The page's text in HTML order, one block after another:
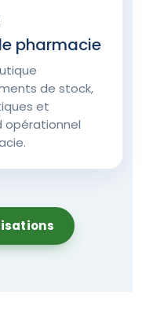
pharmacie
de stock,
et
opérationnel